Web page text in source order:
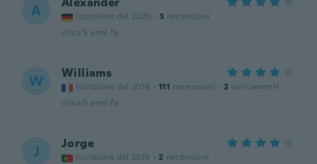
A Iscrizione dal 2020 · 3 recensioni
circa 5 anni fa
W Williams
Iscrizione dal 2018 · 111 recensioni · 2 caricamenti
circa 5 anni fa
J Jorge
Iscrizione dal 2015 · 2 recensioni